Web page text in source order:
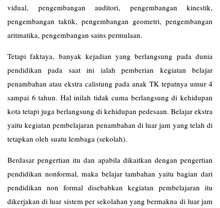
vidual, pengembangan auditori, pengembangan kinestik,
pengembangan taktik, pengembangan geometri, pengembangan
aritmatika, pengembangan sains permulaan.
Tetapi faktaya, banyak kejadian yang berlangsung pada dunia
pendidikan pada saat ini ialah pemberian kegiatan belajar
penambahan atau ekstra calistung pada anak TK tepatnya umur 4
sampai 6 tahun. Hal inilah tidak cuma berlangsung di kehidupan
kota tetapi juga berlangsung di kehidupan pedesaan. Belajar ekstra
yaitu kegiatan pembelajaran penambahan di luar jam yang telah di
tetapkan oleh suatu lembaga (sekolah).
Berdasar pengertian itu dan apabila dikaitkan dengan pengertian
pendidikan nonformal, maka belajar tambahan yaitu bagian dari
pendidikan non formal disebabkan kegiatan pembelajaran itu
dikerjakan di luar sistem per sekolahan yang bermakna di luar jam